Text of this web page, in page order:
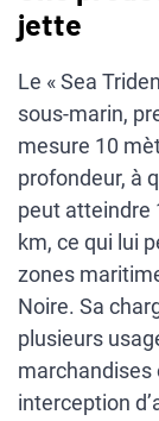
jette
Le « Sea
sous-marin,
mesure 10
profondeur, à
peut atteindre
km, ce qui lui
zones
Noire. Sa
plusieurs
marchandises
interception